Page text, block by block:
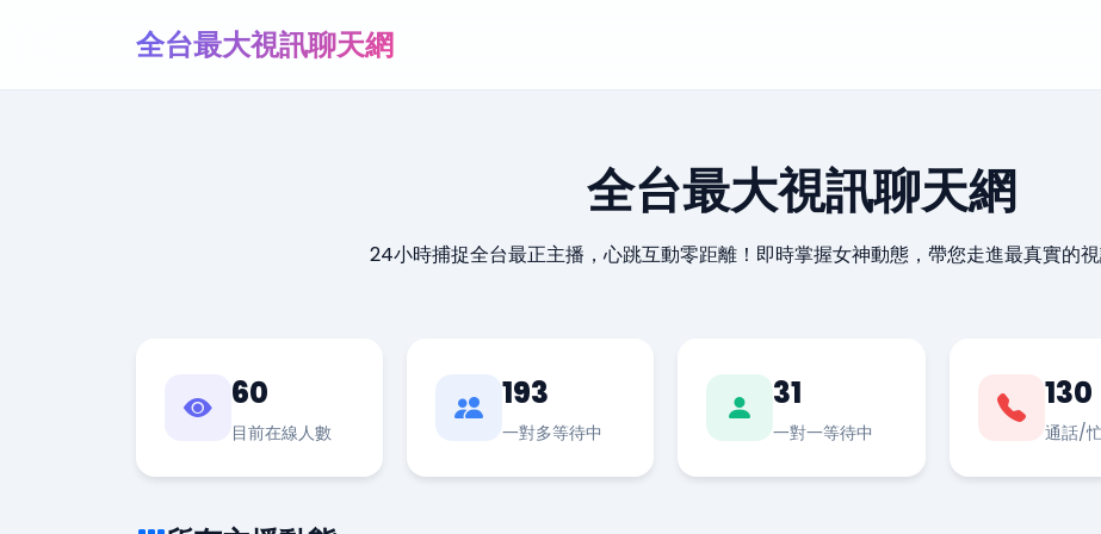
全台最大視訊聊天網
全台最大視訊聊天網
24小時捕捉全台最正主播，心跳互動零距離！即時掌握女神動態，帶您走進最真實的視
60
目前在線人數
193
一對多等待中
31
一對一等待中
130
通話/